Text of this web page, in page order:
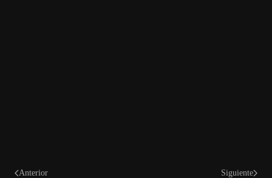
Anterior Siguiente